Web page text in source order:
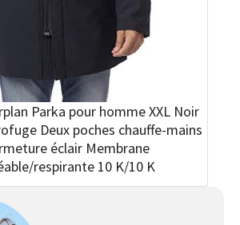
Parka pour homme XXL Noir
Deux poches chauffe-mains
éclair Membrane
respirante 10 K/10 K